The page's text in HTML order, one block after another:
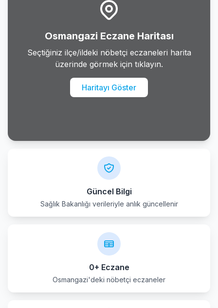
Osmangazi Eczane Haritası
Seçtiğiniz ilçe/ildeki nöbetçi eczaneleri harita
üzerinde görmek için tıklayın.
Haritayı Göster
Güncel Bilgi
Sağlık Bakanlığı verileriyle anlık güncellenir
0+ Eczane
Osmangazi'deki nöbetçi eczaneler